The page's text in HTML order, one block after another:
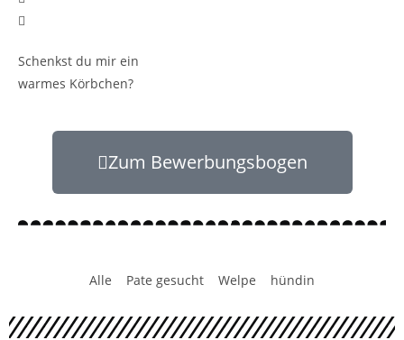
Schenkst du mir ein
warmes Körbchen?
Zum Bewerbungsbogen
Alle Pate gesucht Welpe hündin